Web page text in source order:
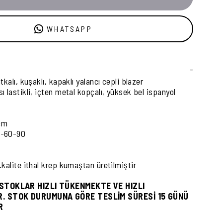
WHATSAPP
-
kuşaklı, kapaklı yalancı cepli blazer
lastikli, içten metal kopçalı, yüksek bel ispanyol
60-90
ithal krep kumaştan üretilmiştir
HIZLI TÜKENMEKTE VE HIZLI
STOK DURUMUNA GÖRE TESLİM SÜRESİ 15 GÜNÜ